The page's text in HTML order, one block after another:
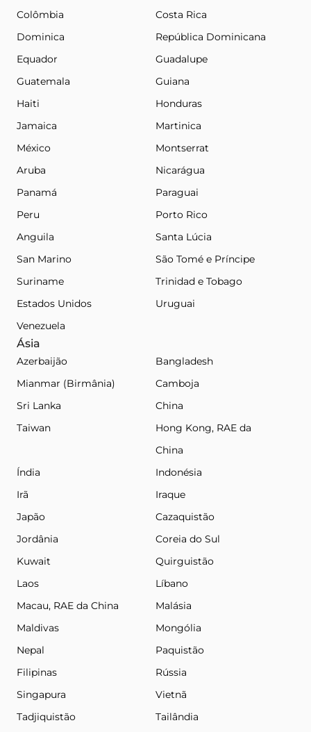
Colômbia
Costa Rica
Dominica
República Dominicana
Equador
Guadalupe
Guatemala
Guiana
Haiti
Honduras
Jamaica
Martinica
México
Montserrat
Aruba
Nicarágua
Panamá
Paraguai
Peru
Porto Rico
Anguila
Santa Lúcia
San Marino
São Tomé e Príncipe
Suriname
Trinidad e Tobago
Estados Unidos
Uruguai
Venezuela
Ásia
Azerbaijão
Bangladesh
Mianmar (Birmânia)
Camboja
Sri Lanka
China
Taiwan
Hong Kong, RAE da
China
Índia
Indonésia
Irã
Iraque
Japão
Cazaquistão
Jordânia
Coreia do Sul
Kuwait
Quirguistão
Laos
Líbano
Macau, RAE da China
Malásia
Maldivas
Mongólia
Nepal
Paquistão
Filipinas
Rússia
Singapura
Vietnã
Tadjiquistão
Tailândia